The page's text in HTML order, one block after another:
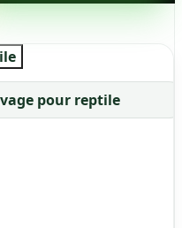
pour reptile